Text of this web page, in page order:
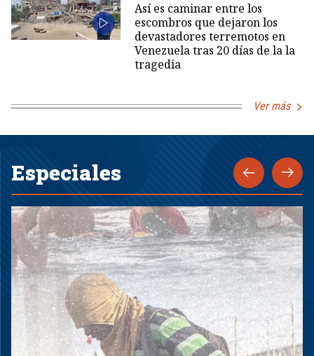
Así es caminar entre los
escombros que dejaron los
devastadores terremotos en
Venezuela tras 20 días de la la
tragedia
Ver más
Especiales